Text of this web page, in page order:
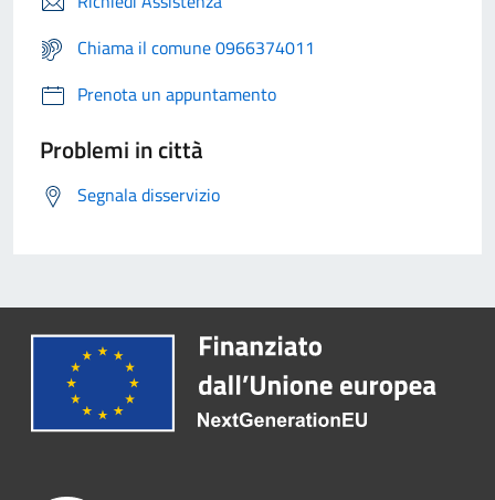
Chiama il comune 0966374011
Prenota un appuntamento
Problemi in città
Segnala disservizio